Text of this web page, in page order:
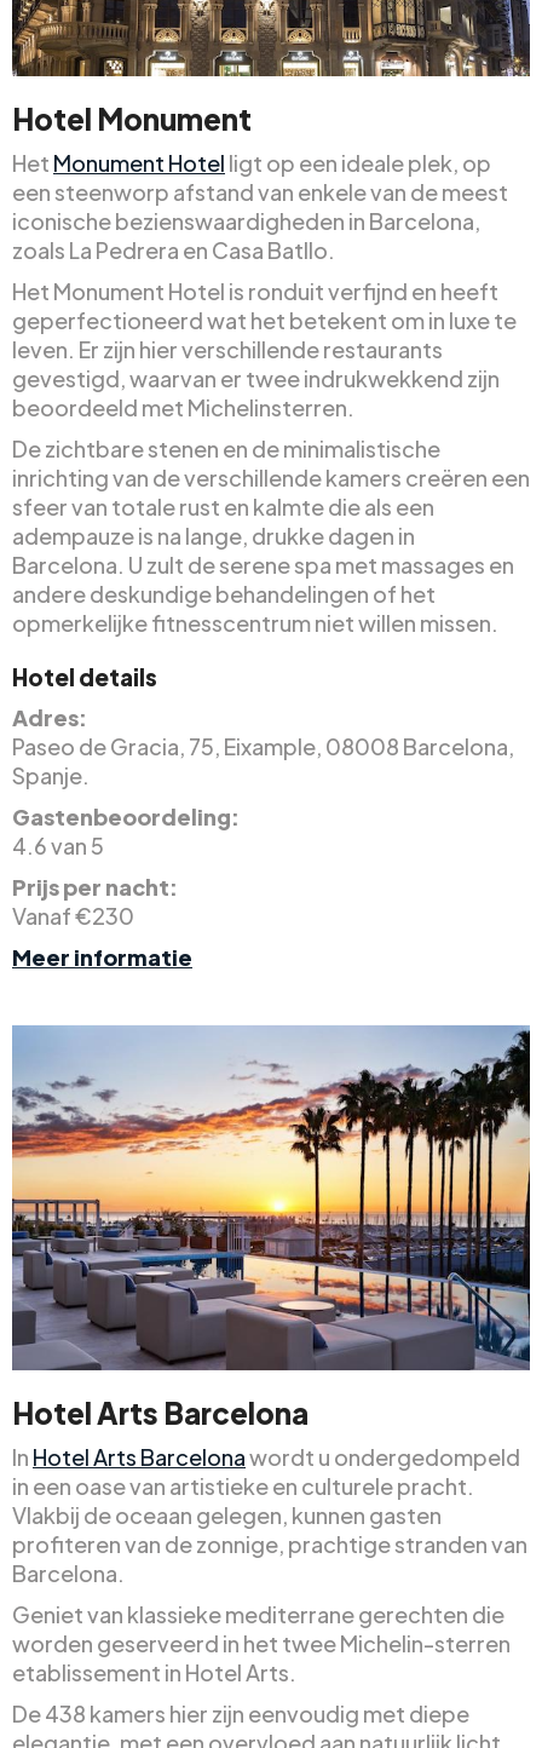
Hotel Monument
Het Monument Hotel ligt op een ideale plek, op
een steenworp afstand van enkele van de meest
iconische bezienswaardigheden in Barcelona,
zoals La Pedrera en Casa Batllo.
Het Monument Hotel is ronduit verfijnd en heeft
geperfectioneerd wat het betekent om in luxe te
leven. Er zijn hier verschillende restaurants
gevestigd, waarvan er twee indrukwekkend zijn
beoordeeld met Michelinsterren.
De zichtbare stenen en de minimalistische
inrichting van de verschillende kamers creëren een
sfeer van totale rust en kalmte die als een
adempauze is na lange, drukke dagen in
Barcelona. U zult de serene spa met massages en
andere deskundige behandelingen of het
opmerkelijke fitnesscentrum niet willen missen.
Hotel details
Adres:
Paseo de Gracia, 75, Eixample, 08008 Barcelona,
Spanje.
Gastenbeoordeling:
4.6 van 5
Prijs per nacht:
Vanaf €230
Meer informatie
Hotel Arts Barcelona
In Hotel Arts Barcelonawordt u ondergedompeld
in een oase van artistieke en culturele pracht.
Vlakbij de oceaan gelegen, kunnen gasten
profiteren van de zonnige, prachtige stranden van
Barcelona.
Geniet van klassieke mediterrane gerechten die
worden geserveerd in het twee Michelin-sterren
etablissement in Hotel Arts.
De 438 kamers hier zijn eenvoudig met diepe